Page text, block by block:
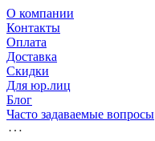
О компании
Контакты
Оплата
Доставка
Скидки
Для юр.лиц
Блог
Часто задаваемые вопросы